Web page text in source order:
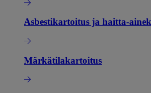
Asbestikartoitus ja haitta-
Märkätilakartoitus